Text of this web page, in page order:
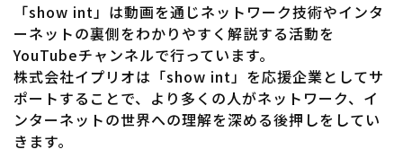
「show int」は動画を通じネットワーク技術やインタ
ーネットの裏側をわかりやすく解説する活動を
YouTubeチャンネルで行っています。
株式会社イプリオは「show int」を応援企業としてサ
ポートすることで、より多くの人がネットワーク、イ
ンターネットの世界への理解を深める後押しをしてい
きます。